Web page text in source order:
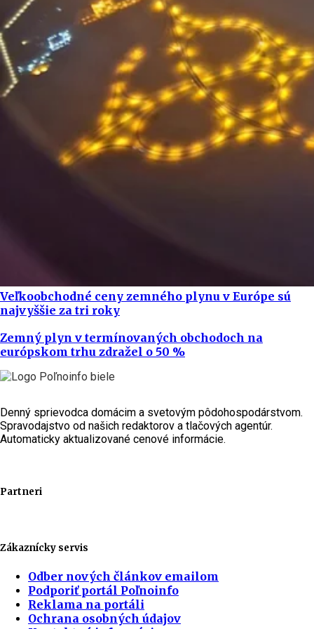
Veľkoobchodné ceny zemného plynu v Európe sú
najvyššie za tri roky
Zemný plyn v termínovaných obchodoch na
európskom trhu zdražel o 50 %
Denný sprievodca domácim a svetovým pôdohospodárstvom.
Spravodajstvo od našich redaktorov a tlačových agentúr.
Automaticky aktualizované cenové informácie.
Partneri
Zákaznícky servis
Odber nových článkov emailom
Podporiť portál Poľnoinfo
Reklama na portáli
Ochrana osobných údajov